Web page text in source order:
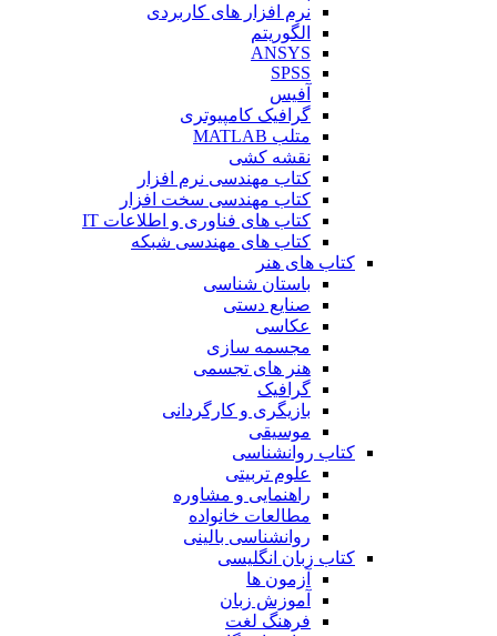
نرم افزار های کاربردی
الگوریتم
ANSYS
SPSS
آفیس
گرافیک کامپیوتری
متلب MATLAB
نقشه کشی
کتاب مهندسی نرم افزار
کتاب مهندسی سخت افزار
کتاب های فناوری و اطلاعات IT
کتاب های مهندسی شبکه
کتاب های هنر
باستان شناسی
صنایع دستی
عکاسی
مجسمه سازی
هنر های تجسمی
گرافیک
بازیگری و کارگردانی
موسیقی
کتاب روانشناسی
علوم تربیتی
راهنمایی و مشاوره
مطالعات خانواده
روانشناسی بالینی
کتاب زبان انگلیسی
آزمون ها
آموزش زبان
فرهنگ لغت